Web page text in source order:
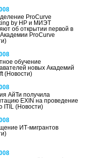
ProCurve
by HP и МИЭТ
об открытии первой в
ProCurve
обучение
новых Академий
(Новости)
АйТи получила
EXIN на проведение
ITIL(Новости)
ИТ-мигрантов